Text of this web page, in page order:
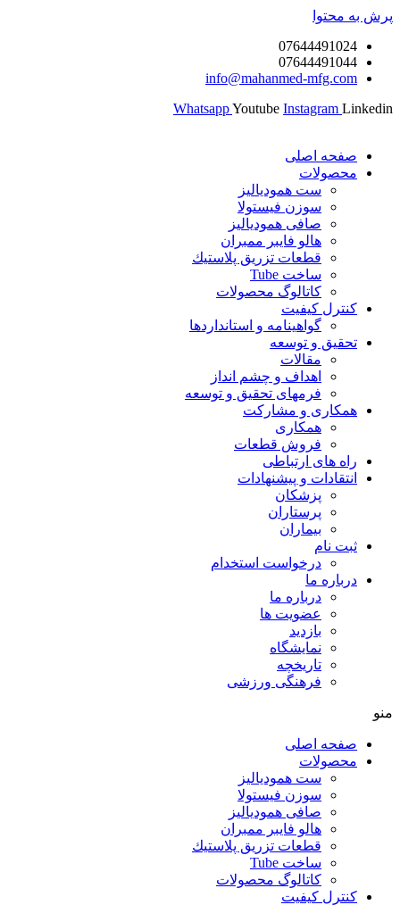
پرش به محتوا
07644491024
07644491044
info@mahanmed-mfg.com
WhatsappYoutube Instagram Linkedin
صفحه اصلی
محصولات
ست همودیالیز
سوزن فیستولا
صافی همودیالیز
هالو فایبر ممبران
قطعات تزريق پلاستيك
ساخت Tube
کاتالوگ محصولات
کنترل کیفیت
گواهينامه و استانداردها
تحقيق و توسعه
مقالات
اهداف و چشم انداز
فرمهای تحقیق و توسعه
همکاری و مشارکت
همکاری
فروش قطعات
راه های ارتباطی
انتقادات و پيشنهادات
پزشكان
پرستاران
بيماران
ثبت نام
درخواست استخدام
درباره ما
درباره ما
عضویت ها
بازدید
نمایشگاه
تاريخچه
فرهنگی ورزشی
منو
صفحه اصلی
محصولات
ست همودیالیز
سوزن فیستولا
صافی همودیالیز
هالو فایبر ممبران
قطعات تزريق پلاستيك
ساخت Tube
کاتالوگ محصولات
کنترل کیفیت